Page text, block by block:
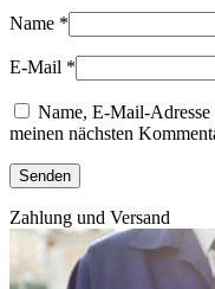
Name *
E-Mail *
Name, E-Mail-
meinen nächsten
Zahlung und Versand